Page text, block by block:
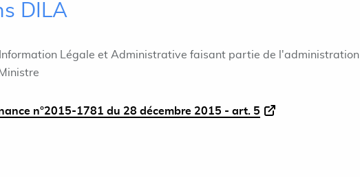
DILA
Légale et Administrative faisant partie de l'administration
n°2015-1781 du 28 décembre 2015 - art. 5